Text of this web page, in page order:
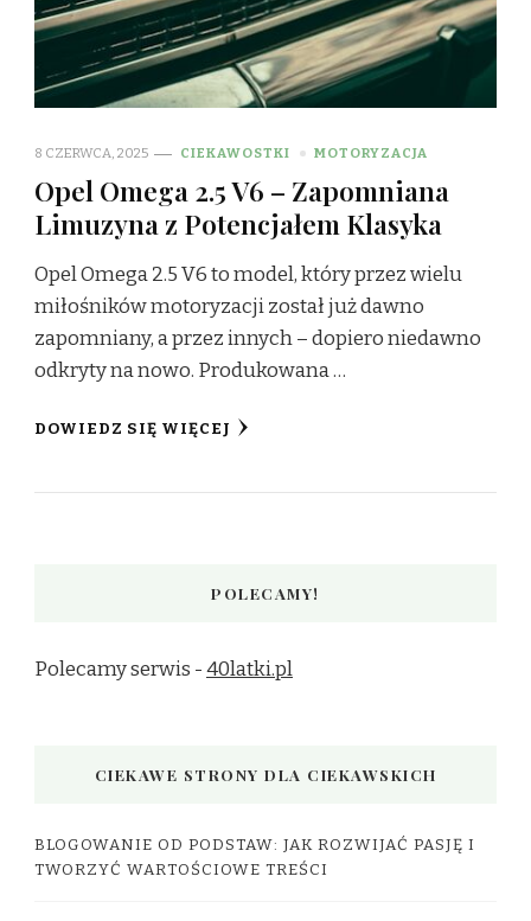
8 CZERWCA, 2025 CIEKAWOSTKI MOTORYZACJA
Opel Omega 2.5 V6 – Zapomniana
Limuzyna z Potencjałem Klasyka
Opel Omega 2.5 V6 to model, który przez wielu
miłośników motoryzacji został już dawno
zapomniany, a przez innych – dopiero niedawno
odkryty na nowo. Produkowana …
DOWIEDZ SIĘ WIĘCEJ
POLECAMY!
Polecamy serwis -40latki.pl
CIEKAWE STRONY DLA CIEKAWSKICH
BLOGOWANIE OD PODSTAW: JAK ROZWIJAĆ PASJĘ I
TWORZYĆ WARTOŚCIOWE TREŚCI